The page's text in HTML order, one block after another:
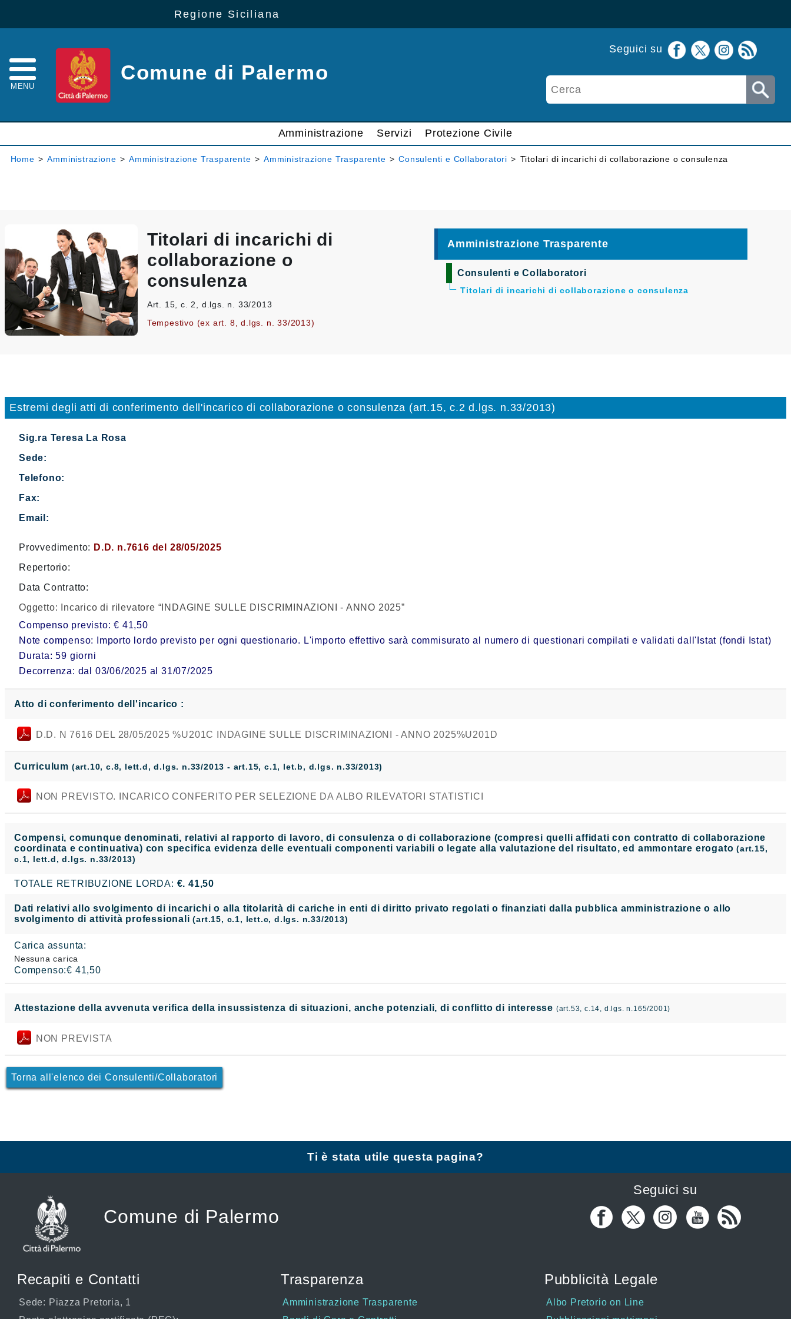
Regione Siciliana
MENU
Comune di Palermo
Seguici su
Amministrazione Servizi Protezione Civile
Home > Amministrazione > Amministrazione Trasparente > Amministrazione Trasparente > Consulenti e Collaboratori > Titolari di incarichi di collaborazione o consulenza
Titolari di incarichi di
collaborazione o
consulenza
Art. 15, c. 2, d.lgs. n. 33/2013
Tempestivo (ex art. 8, d.lgs. n. 33/2013)
Amministrazione Trasparente
Consulenti e Collaboratori
Titolari di incarichi di collaborazione o consulenza
Estremi degli atti di conferimento dell'incarico di collaborazione o consulenza (art.15, c.2 d.lgs. n.33/2013)
Sig.ra Teresa La Rosa
Sede:
Telefono:
Fax:
Email:
Provvedimento: D.D. n.7616 del 28/05/2025
Repertorio:
Data Contratto:
Oggetto:
Incarico di rilevatore “INDAGINE SULLE DISCRIMINAZIONI - ANNO 2025”
Compenso previsto: € 41,50
Note compenso: Importo lordo previsto per ogni questionario. L'importo effettivo sarà commisurato al numero di questionari compilati e validati dall'Istat (fondi Istat)
Durata: 59 giorni
Decorrenza: dal 03/06/2025 al 31/07/2025
Atto di conferimento dell'incarico :
D.D. N 7616 DEL 28/05/2025 %U201C INDAGINE SULLE DISCRIMINAZIONI - ANNO 2025%U201D
Curriculum (art.10, c.8, lett.d, d.lgs. n.33/2013 - art.15, c.1, let.b, d.lgs. n.33/2013)
NON PREVISTO. INCARICO CONFERITO PER SELEZIONE DA ALBO RILEVATORI STATISTICI
Compensi, comunque denominati, relativi al rapporto di lavoro, di consulenza o di collaborazione (compresi quelli affidati con contratto di collaborazione
coordinata e continuativa) con specifica evidenza delle eventuali componenti variabili o legate alla valutazione del risultato, ed ammontare erogato(art.15,
c.1, lett.d, d.lgs. n.33/2013)
TOTALE RETRIBUZIONE LORDA: €. 41,50
Dati relativi allo svolgimento di incarichi o alla titolarità di cariche in enti di diritto privato regolati o finanziati dalla pubblica amministrazione o allo
svolgimento di attività professionali(art.15, c.1, lett.c, d.lgs. n.33/2013)
Carica assunta:
Nessuna carica
Compenso:€ 41,50
Attestazione della avvenuta verifica della insussistenza di situazioni, anche potenziali, di conflitto di interesse (art.53, c.14, d.lgs. n.165/2001)
NON PREVISTA
Torna all'elenco dei Consulenti/Collaboratori
Ti è stata utile questa pagina?
Comune di Palermo
Recapiti e Contatti
Sede: Piazza Pretoria, 1
Trasparenza
Amministrazione Trasparente
Pubblicità Legale
Albo Pretorio on Line
Seguici su